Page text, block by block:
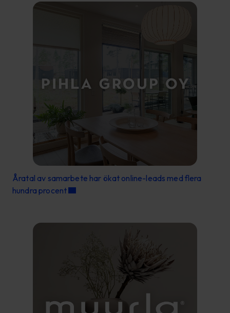
Åratal av samarbete har ökat online-leads med flera
hundra procent